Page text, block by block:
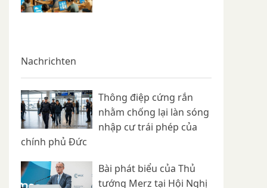
Nachrichten
Thông điệp cứng rắn
nhằm chống lại làn sóng
nhập cư trái phép của
chính phủ Đức
Bài phát biểu của Thủ
tướng Merz tại Hội Nghị